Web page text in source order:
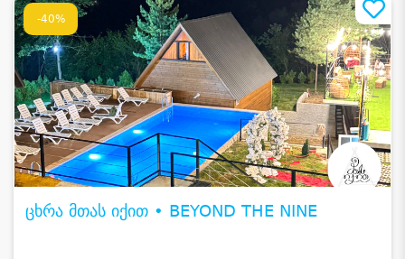
-40%
ცხრა მთას იქით • BEYOND THE NINE